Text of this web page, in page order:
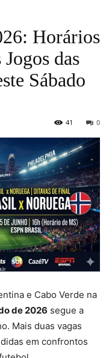
Horários
das
Sábado
0
41
e Cabo Verde na
de 2026 segue a
Mais duas vagas
em confrontos